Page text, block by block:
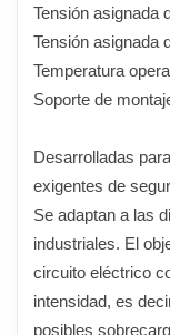
Tensión asignada
Tensión asignada
Temperatura
Soporte de
Desarrolladas
exigentes de
Se adaptan a las
industriales. El
circuito eléctrico
intensidad, es
posibles